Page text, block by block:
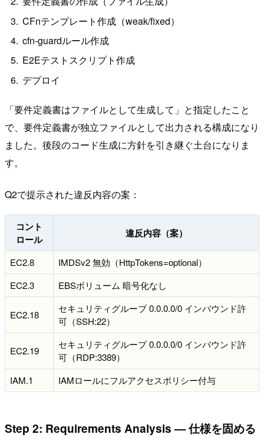
CFnテンプレート作成（weak/fixed）
cfn-guardルール作成
E2Eテストスクリプト作成
デプロイ
「要件定義書はファイルとして生成して」と指定したこと
で、要件定義書が独立ファイルとして出力される構成になり
ました。後段のコード生成に方針を引き継ぐ土台になりま
す。
Q2で提示された違反内容の案：
コント
ロール
違反内容（案）
EC2.8
IMDSv2 無効（HttpTokens=optional）
EC2.3
EBSボリューム 暗号化なし
EC2.18
セキュリティグループ 0.0.0.0/0 インバウンド許
可（SSH:22）
EC2.19
セキュリティグループ 0.0.0.0/0 インバウンド許
可（RDP:3389）
IAM.1
IAMロールにフルアクセスポリシー付与
Step 2: Requirements Analysis — 仕様を固める